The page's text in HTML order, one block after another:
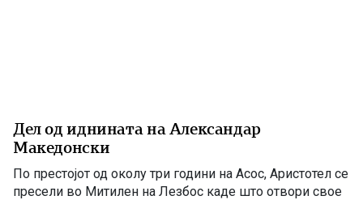
Дел од иднината на Александар
Македонски
По престојот од околу три години на Асос, Аристотел се
пресели во Митилен на Лезбос каде што отвори свое